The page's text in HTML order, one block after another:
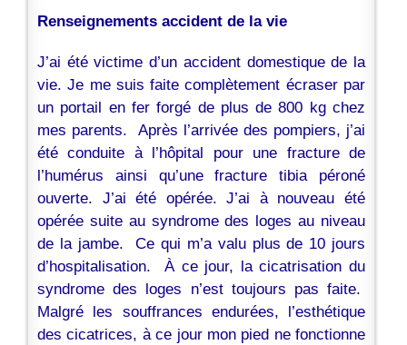
Renseignements accident de la vie
J’ai été victime d’un accident domestique de la
vie. Je me suis faite complètement écraser par
un portail en fer forgé de plus de 800 kg chez
mes parents. Après l’arrivée des pompiers, j’ai
été conduite à l’hôpital pour une fracture de
l’humérus ainsi qu’une fracture tibia péroné
ouverte. J’ai été opérée. J’ai à nouveau été
opérée suite au syndrome des loges au niveau
de la jambe. Ce qui m’a valu plus de 10 jours
d’hospitalisation. À ce jour, la cicatrisation du
syndrome des loges n’est toujours pas faite.
Malgré les souffrances endurées, l’esthétique
des cicatrices, à ce jour mon pied ne fonctionne